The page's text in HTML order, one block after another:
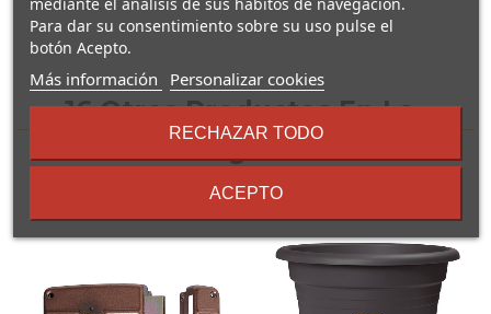
16 Otros Productos En La
Misma Categoría:
Para dar su consentimiento sobre su uso pulse el
botón Acepto.
Más información
sobre
términos
condiciones
Personalizar cookies
RECHAZAR TODO
ACEPTO